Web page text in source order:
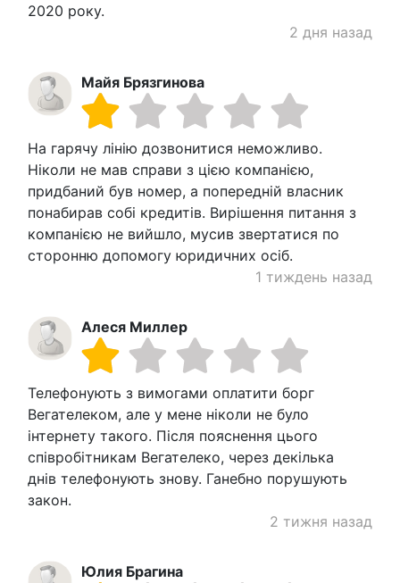
2020 року.
2 дня назад
Майя Брязгинова
На гарячу лінію дозвонитися неможливо.
Ніколи не мав справи з цією компанією,
придбаний був номер, а попередній власник
понабирав собі кредитів. Вирішення питання з
компанією не вийшло, мусив звертатися по
сторонню допомогу юридичних осіб.
1 тиждень назад
Алеся Миллер
Телефонують з вимогами оплатити борг
Вегателеком, але у мене ніколи не було
інтернету такого. Після пояснення цього
співробітникам Вегателеко, через декілька
днів телефонують знову. Ганебно порушують
закон.
2 тижня назад
Юлия Брагина